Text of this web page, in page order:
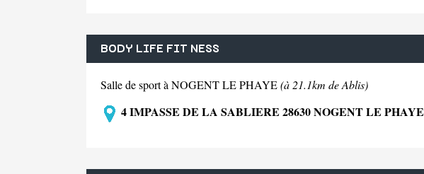
BODY LIFE FIT NESS
Salle de sport à NOGENT LE PHAYE(à 21.1km de Ablis)
4 IMPASSE DE LA SABLIERE 28630 NOGENT LE PHAYE